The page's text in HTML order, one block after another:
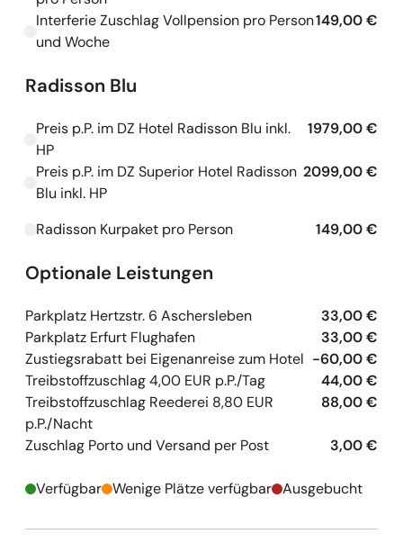
Kapazitäten werden geladen
Interferie Zuschlag Vollpension pro Person
und Woche
149,00 €
Radisson Blu
Kapazitäten werden geladen
Preis p.P. im DZ Hotel Radisson Blu inkl.
HP
1979,00 €
Kapazitäten werden geladen
Preis p.P. im DZ Superior Hotel Radisson
Blu inkl. HP
2099,00 €
Kapazitäten werden geladen
Radisson Kurpaket pro Person 149,00 €
Optionale Leistungen
Parkplatz Hertzstr. 6 Aschersleben
33,00 €
Parkplatz Erfurt Flughafen
33,00 €
Zustiegsrabatt bei Eigenanreise zum Hotel -60,00 €
Treibstoffzuschlag 4,00 EUR p.P./Tag
44,00 €
Treibstoffzuschlag Reederei 8,80 EUR
p.P./Nacht
88,00 €
Zuschlag Porto und Versand per Post 3,00 €
Verfügbar Wenige Plätze verfügbar Ausgebucht